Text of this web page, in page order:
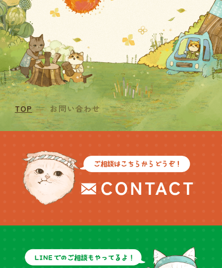
TOP お問い合わせ